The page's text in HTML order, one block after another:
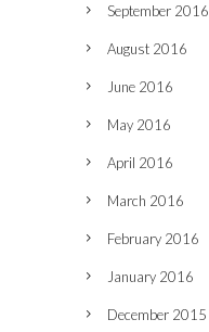
September 2016
August 2016
June 2016
May 2016
April 2016
March 2016
February 2016
January 2016
December 2015